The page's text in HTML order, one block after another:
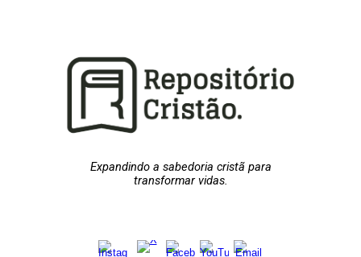
Expandindo a sabedoria cristã para
transformar vidas.